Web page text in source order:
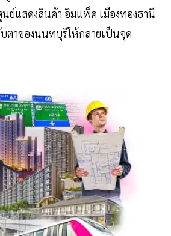
ย์แสดงสินค้า อิมแพ็ค เมืองทองธานี
ตาของนนทบุรีให้กลายเป็นจุด